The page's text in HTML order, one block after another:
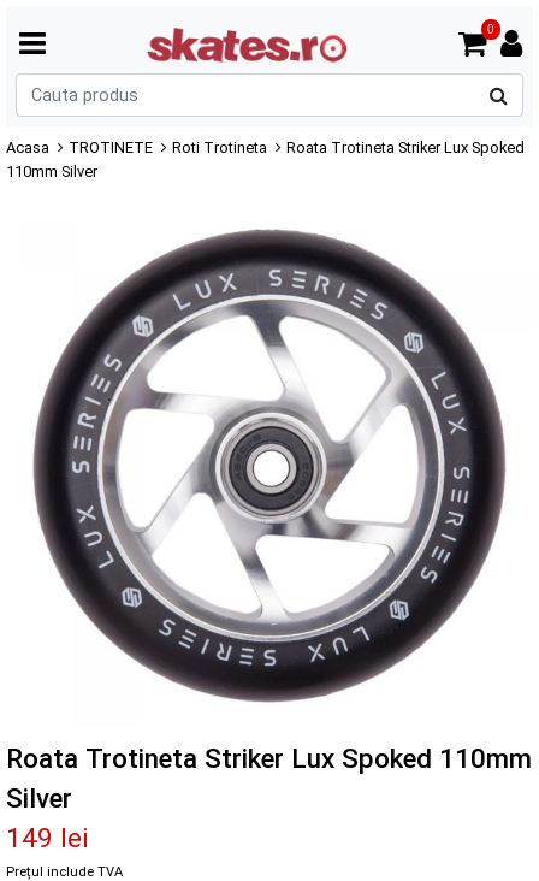
0
Acasa TROTINETE Roti Trotineta
Roata Trotineta Striker Lux Spoked
110mm Silver
Roata Trotineta Striker Lux Spoked 110mm
Silver
149 lei
Prețul include TVA